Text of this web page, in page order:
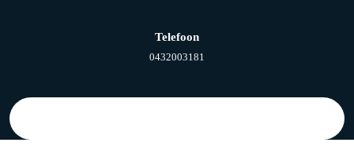
Telefoon
0432003181